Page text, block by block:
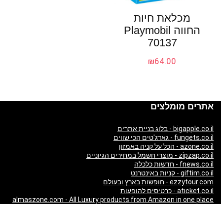
מכלאת חיות
החווה Playmobil
70137
₪64.00
אתרים מומלצים
bigapple.co.il - בלוג בניית אתרים
fungets.co.il - גאדג'טים הכי שווים
azone.co.il - הכל על קניה באמזון
zipzap.co.il - מוצרי חשמל במחירים הגיוניים
fnews.co.il - חדשות כלכלה
giftim.co.il - קניות באינטרנט
ezzytour.com - חופשות בארץ ובעולם
aticket.co.il - כרטיסים להופעות
almaszone.com - All Luxury products from Amazon in one place